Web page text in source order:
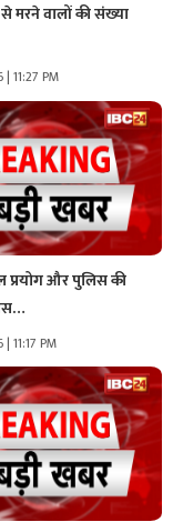
मरने वालों की संख्या
11:27 PM
प्रयोग और पुलिस की
11:17 PM